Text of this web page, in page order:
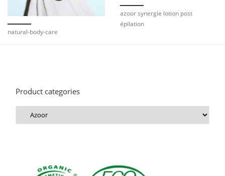
natural-body-care
azoor synergie lotion post
épilation
Product categories